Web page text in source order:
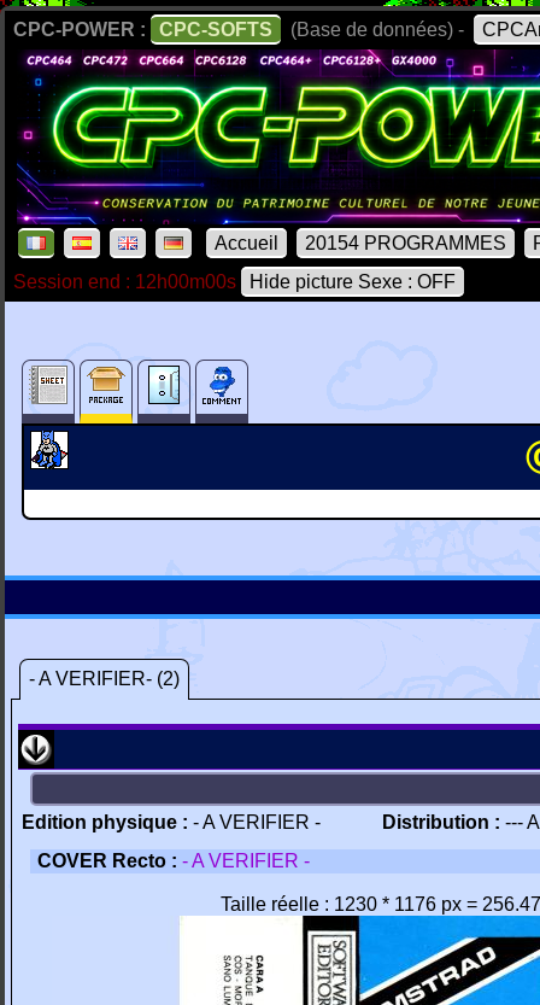
CPC-POWER : CPC-SOFTS (Base de données) -
Accueil 20154 PROGRAMMES
Session end : 12h00m00s
Hide picture Sexe : OFF
- A VERIFIER- (2)
Edition physique : - A VERIFIER - Distribution : ---
COVER Recto : - A VERIFIER -
Taille réelle : 1230 * 1176 px =